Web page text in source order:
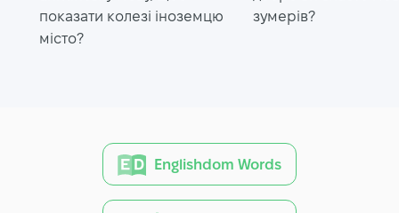
показати колезі іноземцю
місто?
зумерів?
Englishdom Words